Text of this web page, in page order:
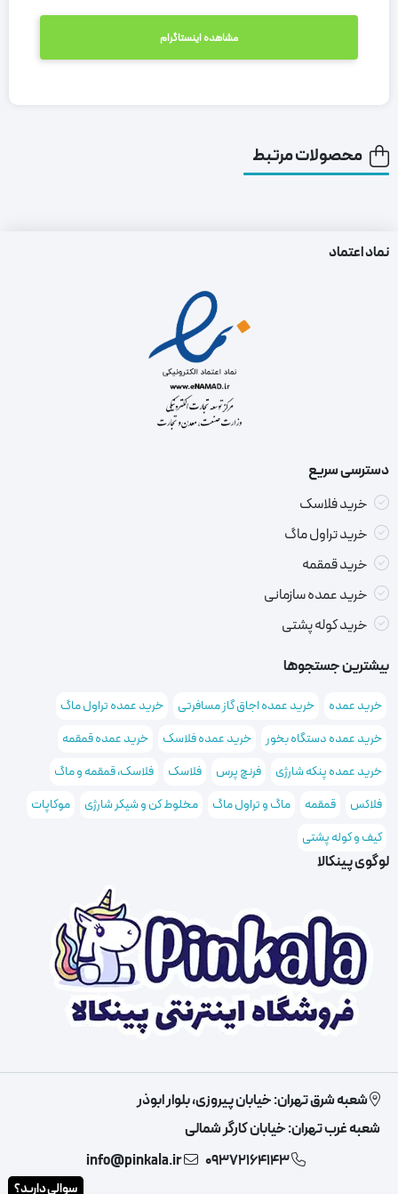
مشاهده اینستاگرام
محصولات مرتبط
نماد اعتماد
دسترسی سریع
خرید فلاسک
خرید تراول ماگ
خرید قمقمه
خرید عمده سازمانی
خرید کوله پشتی
بیشترین جستجوها
خرید عمده خرید عمده اجاق گاز مسافرتی
خرید عمده تراول ماگ
خرید عمده دستگاه بخور
خرید عمده فلاسک
خرید عمده قمقمه
خرید عمده پنکه شارژی
فرنچ پرس فلاسک
فلاسک، قمقمه و ماگ
فلاکس
قمقمه ماگ و تراول ماگ مخلوط کن و شیکر شارژی
موکاپات
کیف و کوله پشتی
لوگوی پینکالا
شعبه شرق تهران: خیابان پیروزی، بلوار ابوذر
شعبه غرب تهران: خیابان کارگر شمالی
09372164143
info@pinkala.ir
سوالی دارید؟